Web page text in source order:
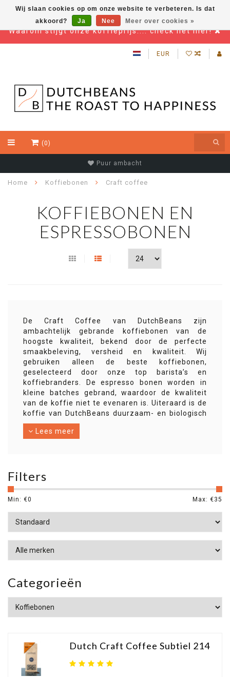
Waarom stijgt onze koffieprijs.... check het hier!
EUR
(0)
Puur ambacht
Home Koffiebonen Craft coffee
KOFFIEBONEN EN
ESPRESSOBONEN
De Craft Coffee van DutchBeans zijn
ambachtelijk gebrande koffiebonen van de
hoogste kwaliteit, bekend door de perfecte
smaakbeleving, versheid en kwaliteit. Wij
gebruiken alleen de beste koffiebonen,
geselecteerd door onze top barista’s en
koffiebranders. De espresso bonen worden in
kleine batches gebrand, waardoor de kwaliteit
van de koffie niet te evenaren is. Uiteraard is de
koffie van DutchBeans duurzaam- en biologisch
geteeld, handgeplukt en energiezuinig gebrand.
Koffie zoals de moderne barista in de horeca het
bespaar veel geld!
Lees meer
Filters
Min: €0 Max: €35
Categorieën
Dutch Craft Coffee Subtiel 214
Wij slaan cookies op om onze website te verbeteren. Is dat
akkoord?
Ja Nee Meer over cookies »